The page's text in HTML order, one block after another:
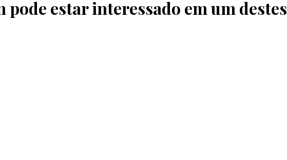
pode estar interessado em um destes